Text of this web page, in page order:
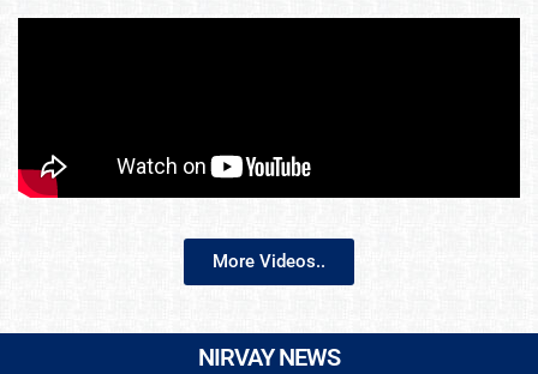
More Videos..
NIRVAY NEWS